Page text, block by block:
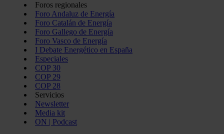
Foros regionales
Foro Andaluz de Energía
Foro Catalán de Energía
Foro Gallego de Energía
Foro Vasco de Energía
I Debate Energético en España
Especiales
COP 30
COP 29
COP 28
Servicios
Newsletter
Media kit
ON | Podcast